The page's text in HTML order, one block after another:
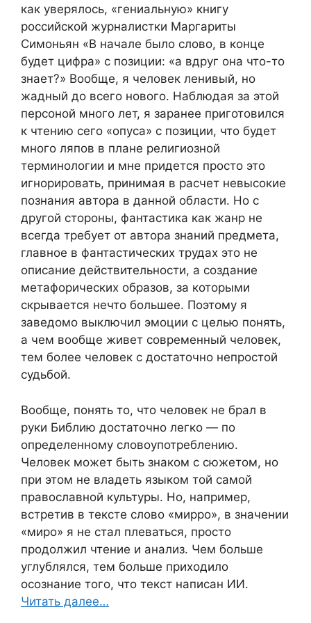
как уверялось, «гениальную» книгу
российской журналистки Маргариты
Симоньян «В начале было слово, в конце
будет цифра» с позиции: «а вдруг она что-то
знает?» Вообще, я человек ленивый, но
жадный до всего нового. Наблюдая за этой
персоной много лет, я заранее приготовился
к чтению сего «опуса» с позиции, что будет
много ляпов в плане религиозной
терминологии и мне придется просто это
игнорировать, принимая в расчет невысокие
познания автора в данной области. Но с
другой стороны, фантастика как жанр не
всегда требует от автора знаний предмета,
главное в фантастических трудах это не
описание действительности, а создание
метафорических образов, за которыми
скрывается нечто большее. Поэтому я
заведомо выключил эмоции с целью понять,
а чем вообще живет современный человек,
тем более человек с достаточно непростой
судьбой.
Вообще, понять то, что человек не брал в
руки Библию достаточно легко — по
определенному словоупотреблению.
Человек может быть знаком с сюжетом, но
при этом не владеть языком той самой
православной культуры. Но, например,
встретив в тексте слово «мирро», в значении
«миро» я не стал плеваться, просто
продолжил чтение и анализ. Чем больше
углублялся, тем больше приходило
осознание того, что текст написан ИИ.
Читать далее…